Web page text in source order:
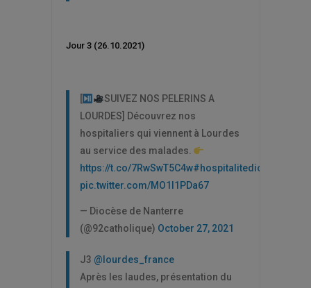
Jour 3 (26.10.2021)
SUIVEZ NOS PELERINS A
LOURDES] Découvrez nos
hospitaliers qui viennent à Lourdes
au service des malades.
https://t.co/7RwSwT5C4w#hospitalitediocese92
pic.twitter.com/MO1I1PDa67
— Diocèse de Nanterre
(@92catholique) October 27, 2021
J3 @lourdes_france
Après les laudes, présentation du